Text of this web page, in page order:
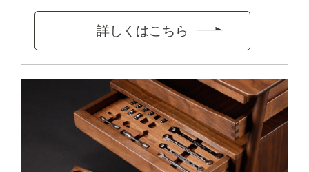
詳しくはこちら